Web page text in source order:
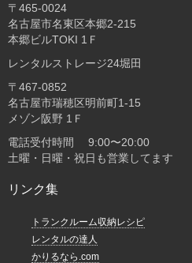
〒465-0024
名古屋市名東区本郷2-215
本郷ビルTOKI 1Ｆ
レンタルストレージ24堀田
〒467-0852
名古屋市瑞穂区明前町1-15
メゾン阪野 1Ｆ
電話受付時間 9:00〜20:00
土曜・日曜・祝日も営業してます
リンク集
トランクルーム収納レシピ
レンタルの達人
かりるなら.com